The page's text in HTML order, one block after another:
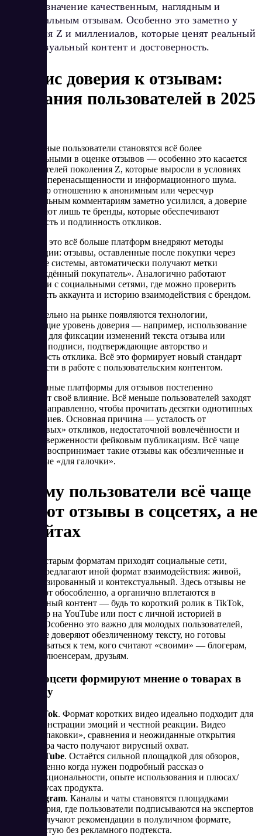
большее значение качественным, наглядным и
эмоциональным отзывам. Особенно это заметно у
поколения Z и миллениалов, которые ценят реальный
опыт, визуальный контент и достоверность.
Кризис доверия к отзывам:
ожидания пользователей в 2025
Современные пользователи становятся всё более
избирательными в оценке отзывов — особенно это касается
представителей поколения Z, которые выросли в условиях
цифровой перенасыщенности и информационного шума.
Скепсис по отношению к анонимным или чересчур
положительным комментариям заметно усилился, а доверие
завоевывают лишь те бренды, которые обеспечивают
прозрачность и подлинность откликов.
В ответ на это всё больше платформ внедряют методы
верификации: отзывы, оставленные после покупки через
платёжные системы, автоматически получают метки
«подтверждённый покупатель». Аналогично работают
интеграции с социальными сетями, где можно проверить
подлинность аккаунта и историю взаимодействия с брендом.
Дополнительно на рынке появляются технологии,
повышающие уровень доверия — например, использование
блокчейна для фиксации изменений текста отзыва или
цифровые подписи, подтверждающие авторство и
неизменность отклика. Всё это формирует новый стандарт
прозрачности в работе с пользовательским контентом.
Традиционные платформы для отзывов постепенно
утрачивают своё влияние. Всё меньше пользователей заходят
туда целенаправленно, чтобы прочитать десятки однотипных
комментариев. Основная причина — усталость от
«одноразовых» откликов, недостаточной вовлечённости и
явной подверженности фейковым публикациям. Всё чаще
аудитория воспринимает такие отзывы как обезличенные и
написанные «для галочки».
Почему пользователи всё чаще
читают отзывы в соцсетях, а не
на сайтах
На смену старым форматам приходят социальные сети,
которые предлагают иной формат взаимодействия: живой,
персонализированный и контекстуальный. Здесь отзывы не
существуют обособленно, а органично вплетаются в
повседневный контент — будь то короткий ролик в TikTok,
видеообзор на YouTube или пост с личной историей в
Telegram. Особенно это важно для молодых пользователей,
которые не доверяют обезличенному тексту, но готовы
прислушиваться к тем, кого считают «своими» — блогерам,
микроинфлюенсерам, друзьям.
Какие соцсети формируют мнение о товарах в
2025 году
TikTok. Формат коротких видео идеально подходит для
демонстрации эмоций и честной реакции. Видео
«распаковки», сравнения и неожиданные открытия
товара часто получают вирусный охват.
YouTube. Остаётся сильной площадкой для обзоров,
особенно когда нужен подробный рассказ о
функциональности, опыте использования и плюсах/
минусах продукта.
Telegram. Каналы и чаты становятся площадками
доверия, где пользователи подписываются на экспертов
и получают рекомендации в полуличном формате,
зачастую без рекламного подтекста.